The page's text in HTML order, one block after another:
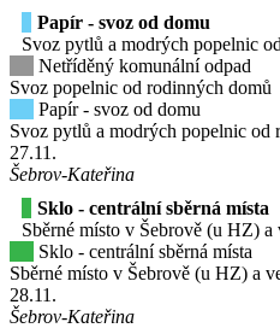
Papír - svoz od domu
Svoz pytlů a modrých popelnic
Netříděný komunální odpad
Svoz popelnic od rodinných domů
Papír - svoz od domu
Svoz pytlů a modrých popelnic od
27.11.
Šebrov-Kateřina
Sklo - centrální sběrná místa
Sběrné místo v Šebrově (u HZ)
Sklo - centrální sběrná místa
Sběrné místo v Šebrově (u HZ) a
28.11.
Šebrov-Kateřina